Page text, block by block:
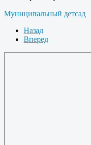
Муниципальный детсад
Назад
Вперед